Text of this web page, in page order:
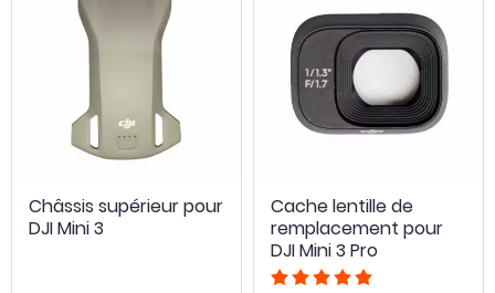
Châssis supérieur pour
DJI Mini 3
Cache lentille de
remplacement pour
DJI Mini 3 Pro